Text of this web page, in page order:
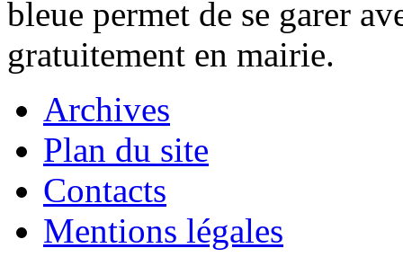
bleue permet de se garer
gratuitement en mairie.
Archives
Plan du site
Contacts
Mentions légales